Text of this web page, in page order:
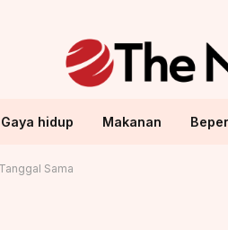
Gaya hidup Makanan
Sama